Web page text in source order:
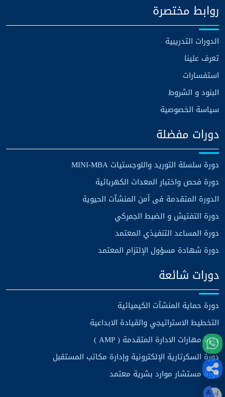
روابط مختصرة
الدورات التدريبية
تعرف علينا
استفسارات
البنود و الشروط
سياسة الخصوصية
دورات مفضلة
دورة سلسلة التوريد واللوجستيات MINI-MBA
دورة فحص واختبار المعدات الكهربائية
الدورة المتقدمة فى أمن المنشآت الحيوية
دورة التفتيش و الضبط الجمركي
دورة المساعد التنفيذي المعتمد
دورة شهادة مسؤول الإلتزام المعتمد
دورات شائعة
دورة حماية المنشآت الكيميائية
التخطيط الاستراتيجي والقيادة الابداعية
دورة مهارات الادارة المتقدمة ( AMP )
دورة السكرتارية الإلكترونية وإدارة مكاتب المستقبل
دورة مستشار موارد بشرية معتمد